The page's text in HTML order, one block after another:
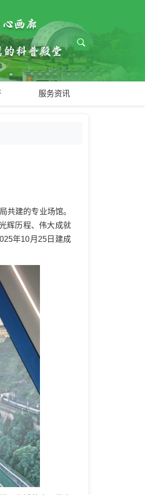
服务资讯
共建的专业场馆。
辉历程、伟大成就
年10月25日建成